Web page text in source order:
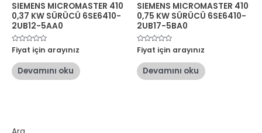
SIEMENS MICROMASTER 410
0,37 KW SÜRÜCÜ 6SE6410-
2UB12-5AA0
5
üzerinden
oy
aldı
Fiyat için arayınız
Devamını oku
SIEMENS MICROMASTER 410
0,75 KW SÜRÜCÜ 6SE6410-
2UB17-5BA0
5
üzerinden
oy
aldı
Fiyat için arayınız
Devamını oku